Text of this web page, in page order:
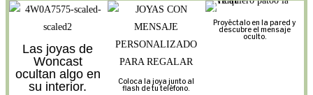
Las joyas de
Woncast
ocultan algo en
su interior.
Coloca la joya junto al
flash de tu teléfono.
Proyéctalo en la pared y
descubre el mensaje
oculto.